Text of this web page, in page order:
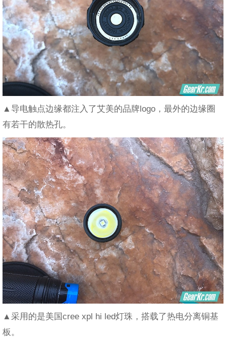
▲导电触点边缘都注入了艾美的品牌logo，最外的边缘圈
有若干的散热孔。
▲采用的是美国cree xpl hi led灯珠，搭载了热电分离铜基
板。